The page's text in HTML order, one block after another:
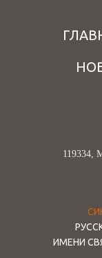
119334,
ИМЕНИ